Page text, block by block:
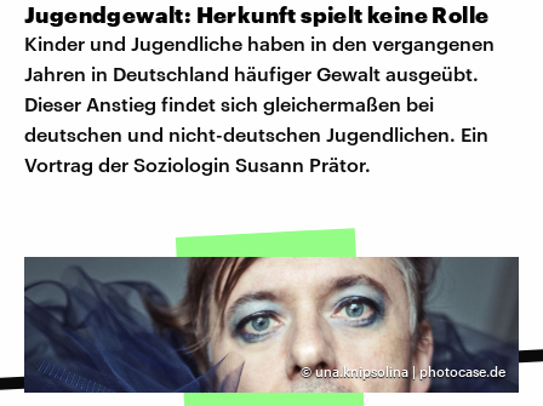
Jugendgewalt: Herkunft spielt keine Rolle
Kinder und Jugendliche haben in den vergangenen
Jahren in Deutschland häufiger Gewalt ausgeübt.
Dieser Anstieg findet sich gleichermaßen bei
deutschen und nicht-deutschen Jugendlichen. Ein
Vortrag der Soziologin Susann Prätor.
©una.knipsolina | photocase.de